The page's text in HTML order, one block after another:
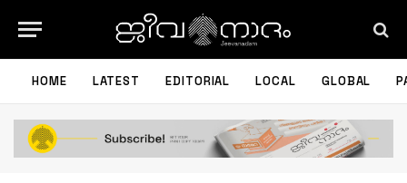
HOME LATEST EDITORIAL LOCAL GLOBAL